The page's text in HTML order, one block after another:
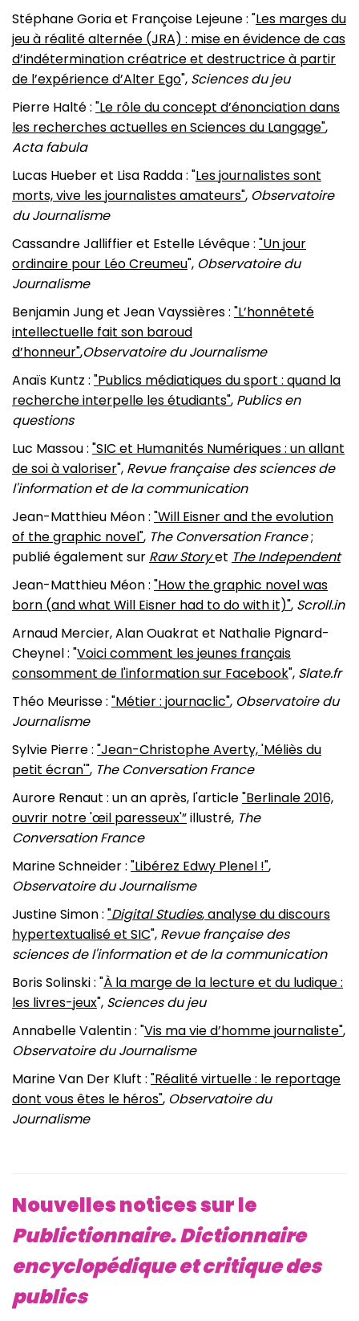
Stéphane Goria et Françoise Lejeune : "Les marges du
jeu à réalité alternée (JRA) : mise en évidence de cas
d’indétermination créatrice et destructrice à partir
de l’expérience d’Alter Ego", Sciences du jeu
Pierre Halté : "Le rôle du concept d’énonciation dans
les recherches actuelles en Sciences du Langage",
Acta fabula
Lucas Hueber et Lisa Radda : "Les journalistes sont
morts, vive les journalistes amateurs", Observatoire
du Journalisme
Cassandre Jalliffier et Estelle Lévêque : "Un jour
ordinaire pour Léo Creumeu", Observatoire du
Journalisme
Benjamin Jung et Jean Vayssières : "L’honnêteté
intellectuelle fait son baroud
d’honneur",Observatoire du Journalisme
Anaïs Kuntz : "Publics médiatiques du sport : quand la
recherche interpelle les étudiants", Publics en
questions
Luc Massou : "SIC et Humanités Numériques : un allant
de soi à valoriser", Revue française des sciences de
l'information et de la communication
Jean-Matthieu Méon : "Will Eisner and the evolution
of the graphic novel", The Conversation France;
publié également sur Raw Storyet The Independent
Jean-Matthieu Méon : "How the graphic novel was
born (and what Will Eisner had to do with it)", Scroll.in
Arnaud Mercier, Alan Ouakrat et Nathalie Pignard-
Cheynel : "Voici comment les jeunes français
consomment de l'information sur Facebook", Slate.fr
Théo Meurisse : "Métier : journaclic", Observatoire du
Journalisme
Sylvie Pierre : "Jean-Christophe Averty, 'Méliès du
petit écran'", The Conversation France
Aurore Renaut : un an après, l'article"Berlinale 2016,
ouvrir notre 'œil paresseux'”illustré, The
Conversation France
Marine Schneider : "Libérez Edwy Plenel !",
Observatoire du Journalisme
Justine Simon : "Digital Studies, analyse du discours
hypertextualisé et SIC", Revue française des
sciences de l'information et de la communication
Boris Solinski : "À la marge de la lecture et du ludique :
les livres-jeux", Sciences du jeu
Annabelle Valentin : "Vis ma vie d’homme journaliste",
Observatoire du Journalisme
Marine Van Der Kluft : "Réalité virtuelle : le reportage
dont vous êtes le héros", Observatoire du
Journalisme
Nouvelles notices sur le
Publictionnaire. Dictionnaire
encyclopédique et critique des
publics